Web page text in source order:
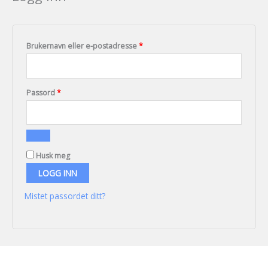
Brukernavn eller e-postadresse*
Passord*
Husk meg
LOGG INN
Mistet passordet ditt?